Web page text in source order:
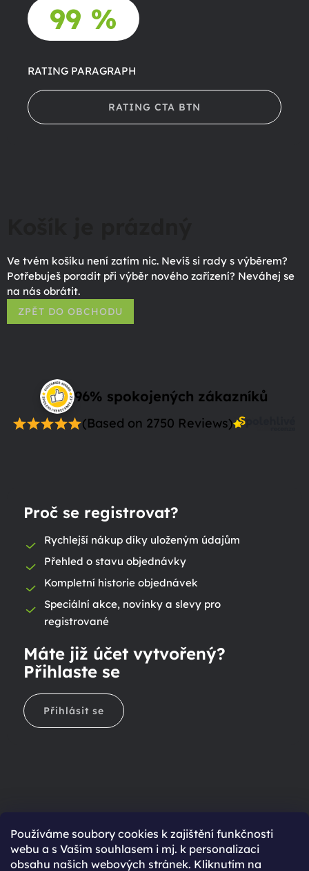
Používáme soubory cookies k zajištění funkčnosti
webu a s Vaším souhlasem i mj. k personalizaci
obsahu našich webových stránek. Kliknutím na
99 %
RATING PARAGRAPH
RATING CTA BTN
Ve tvém košíku není zatím nic. Nevíš si rady s výběrem?
Potřebuješ poradit při výběr nového zařízení? Neváhej se
na nás obrátit.
ZPĚT DO OBCHODU
96% spokojených zákazníků
(Based on 2750 Reviews)
Proč se registrovat?
Rychlejší nákup díky uloženým údajům
Přehled o stavu objednávky
Kompletní historie objednávek
Speciální akce, novinky a slevy pro
registrované
Máte již účet vytvořený?
Přihlaste se
Přihlásit se
Ještě nemáte účet?
Rychlejší nákup díky uloženým údajům